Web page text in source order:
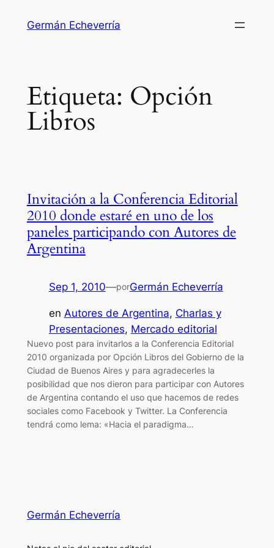
Germán Echeverría
Etiqueta: Opción
Libros
Invitación a la Conferencia Editorial
2010 donde estaré en uno de los
paneles participando con Autores de
Argentina
Sep 1, 2010—porGermán Echeverría
en Autores de Argentina, Charlas y
Presentaciones, Mercado editorial
Nuevo post para invitarlos a la Conferencia Editorial
2010 organizada por Opción Libros del Gobierno de la
Ciudad de Buenos Aires y para agradecerles la
posibilidad que nos dieron para participar con Autores
de Argentina contando el uso que hacemos de redes
sociales como Facebook y Twitter. La Conferencia
tendrá como lema: «Hacia el paradigma…
Germán Echeverría